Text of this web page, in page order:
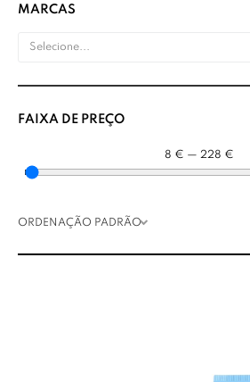
MARCAS
Selecione...
FAIXA DE PREÇO
8 € — 228 €